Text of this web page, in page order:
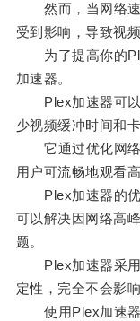
然而，当网络速
受到影响，导致视
为了提高你的
加速器。
Plex加速器可以
少视频缓冲时间和卡
它通过优化网络
用户可流畅地观看
Plex加速器的优
可以解决因网络高
题。
Plex加速器采用
定性，完全不会影
使用Plex加速器